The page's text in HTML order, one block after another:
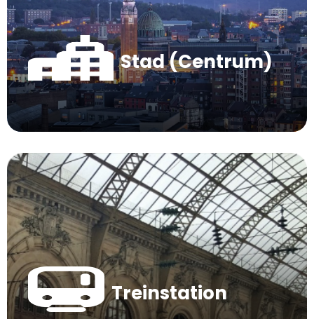
Stad (Centrum)
Treinstation